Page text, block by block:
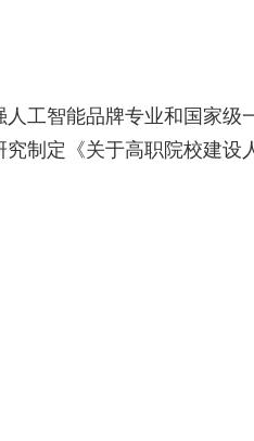
人工智能品牌专业和国家级
制定《关于高职院校建